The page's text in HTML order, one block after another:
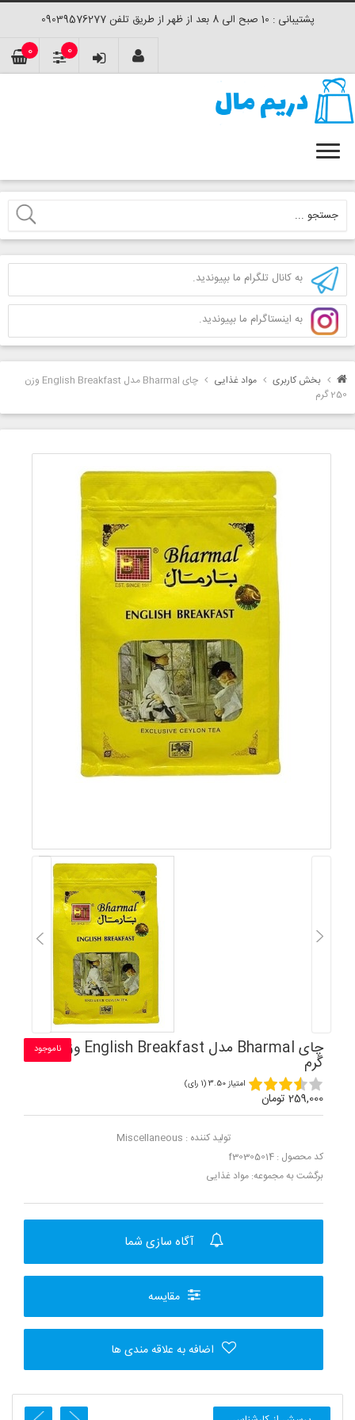
پشتیبانی : 10 صبح الی 8 بعد از ظهر از طریق تلفن 09039576277
0 0
به کانال تلگرام ما بپیوندید.
به اینستاگرام ما بپیوندید.
بخش کاربری مواد غذایی
چای Bharmal مدل English Breakfast وزن
250 گرم
چای Bharmal مدل English Breakfast وزن 250
گرم
ناموجود
امتیاز 3.50 (1 رای)
259,000 تومان
تولید کننده : Miscellaneous
کد محصول : f30305014
برگشت به مجموعه: مواد غذایی
آگاه سازی شما
مقایسه
اضافه به علاقه مندی ها